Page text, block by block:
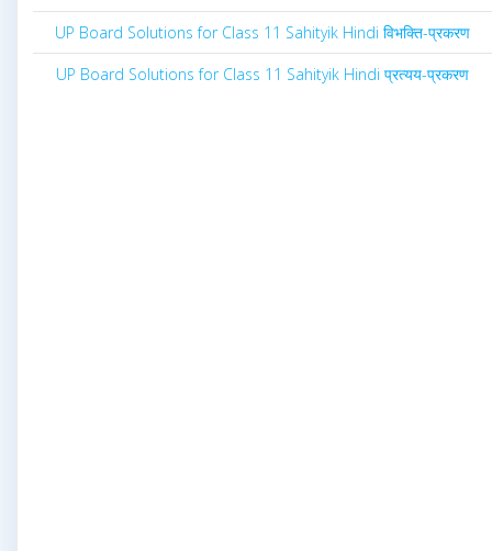
UP Board Solutions for Class 11 Sahityik Hindi विभक्ति-प्रकरण
UP Board Solutions for Class 11 Sahityik Hindi प्रत्यय-प्रकरण